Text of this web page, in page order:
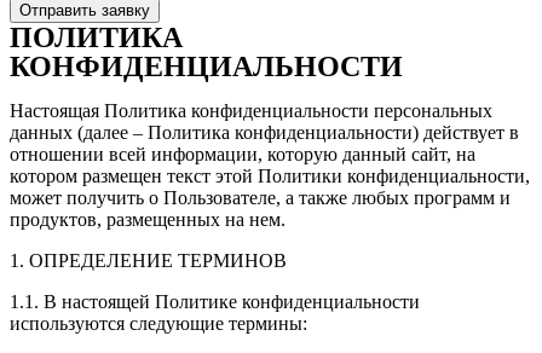
Отправить заявку
ПОЛИТИКА
КОНФИДЕНЦИАЛЬНОСТИ
Настоящая Политика конфиденциальности персональных
данных (далее – Политика конфиденциальности) действует в
отношении всей информации, которую данный сайт, на
котором размещен текст этой Политики конфиденциальности,
может получить о Пользователе, а также любых программ и
продуктов, размещенных на нем.
1. ОПРЕДЕЛЕНИЕ ТЕРМИНОВ
1.1. В настоящей Политике конфиденциальности
используются следующие термины: